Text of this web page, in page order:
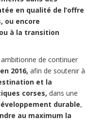
en qualité de l’offre
ou encore
à la transition
de continuer
2016, afin de soutenir à
et la
corses, dans une
durable,
au maximum la